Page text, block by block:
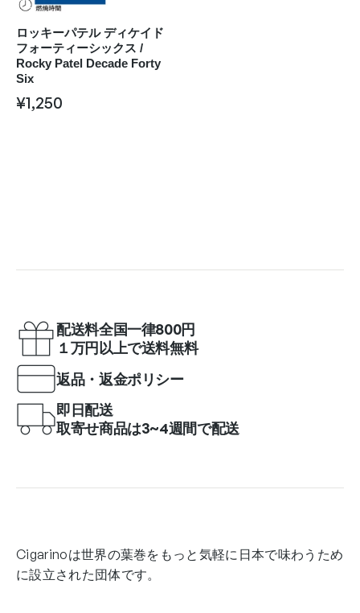
ロッキーパテル ディケイド
フォーティーシックス /
Rocky Patel Decade Forty
Six
¥1,250
配送料全国一律800円
１万円以上で送料無料
返品・返金ポリシー
即日配送
取寄せ商品は3~4週間で配送
Cigarinoは世界の葉巻をもっと気軽に日本で味わうため
に設立された団体です。